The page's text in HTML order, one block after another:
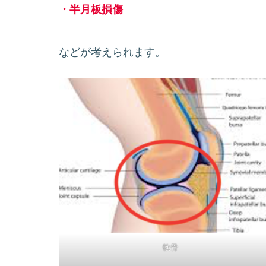
・半月板損傷
などが考えられます。
軟骨